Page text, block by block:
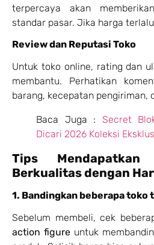
terpercaya akan
standar pasar. Jika harga
Review dan Reputasi Toko
Untuk toko online, rating dan
membantu. Perhatikan
barang, kecepatan pengiriman,
Baca Juga : Secret
Dicari 2026 Koleksi
Tips
Berkualitas dengan
1. Bandingkan beberapa toko
Sebelum membeli, cek
action figureuntuk